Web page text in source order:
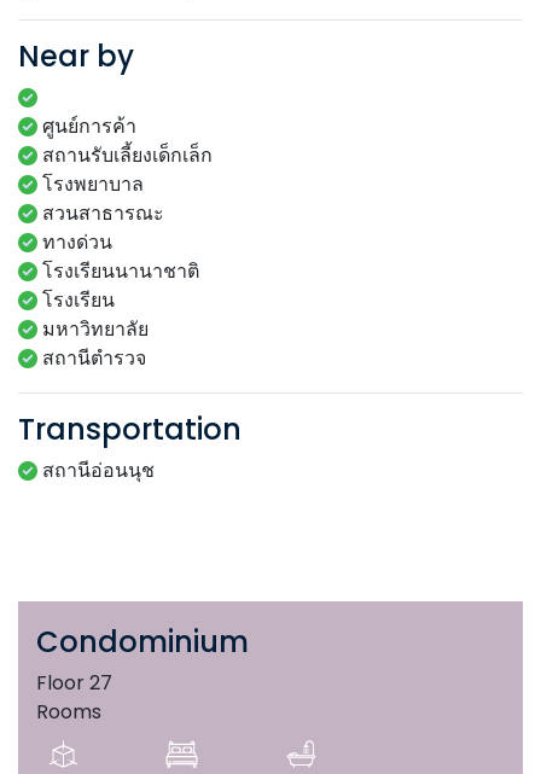
Near by
ศูนย์การค้า
สถานรับเลี้ยงเด็กเล็ก
โรงพยาบาล
สวนสาธารณะ
ทางด่วน
โรงเรียนนานาชาติ
โรงเรียน
มหาวิทยาลัย
สถานีตำรวจ
Transportation
สถานีอ่อนนุช
Condominium
Floor 27
Rooms